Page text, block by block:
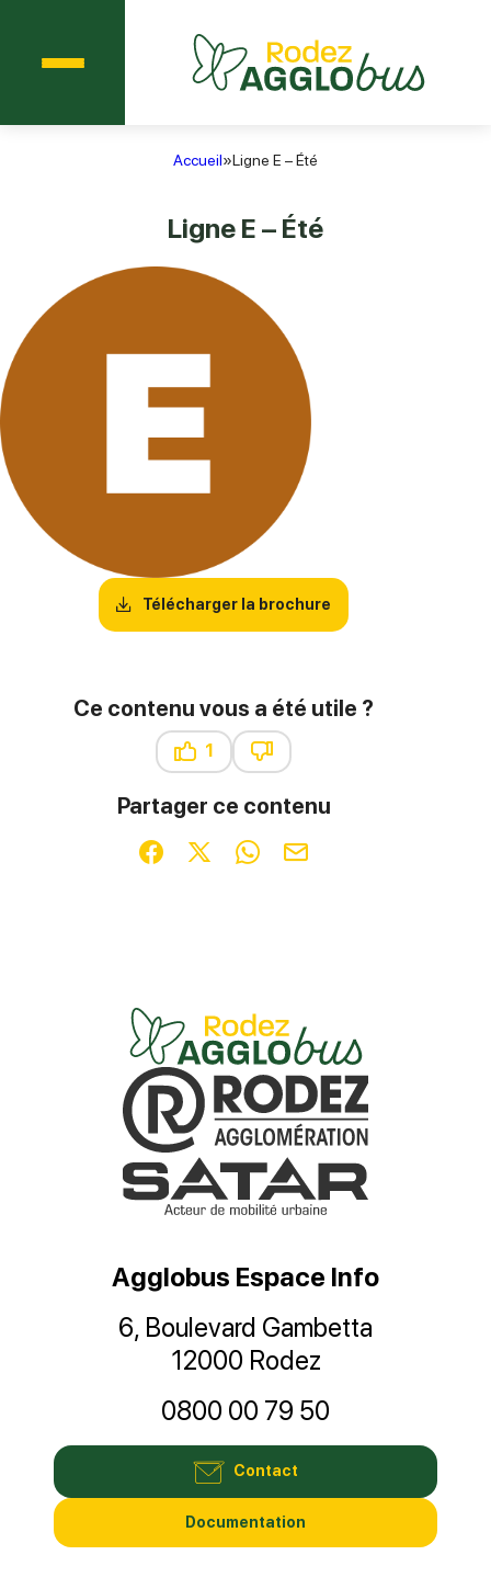
Accueil»Ligne E – Été
Ligne E – Été
Télécharger la brochure
Ce contenu vous a été utile ?
1
Partager ce contenu
Partager sur Facebook (nouvelle fenêtre)
Partager sur X / Twitter (nouvelle
Partager sur WhatsApp
Partager par mail
Agglobus Espace Info
6, Boulevard Gambetta
12000 Rodez
0800 00 79 50
Contact
Documentation